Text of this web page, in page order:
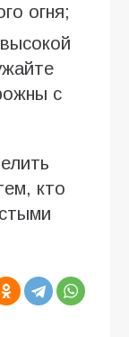
огня;
с
кто